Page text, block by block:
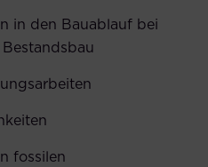
in den Bauablauf bei
fossilen